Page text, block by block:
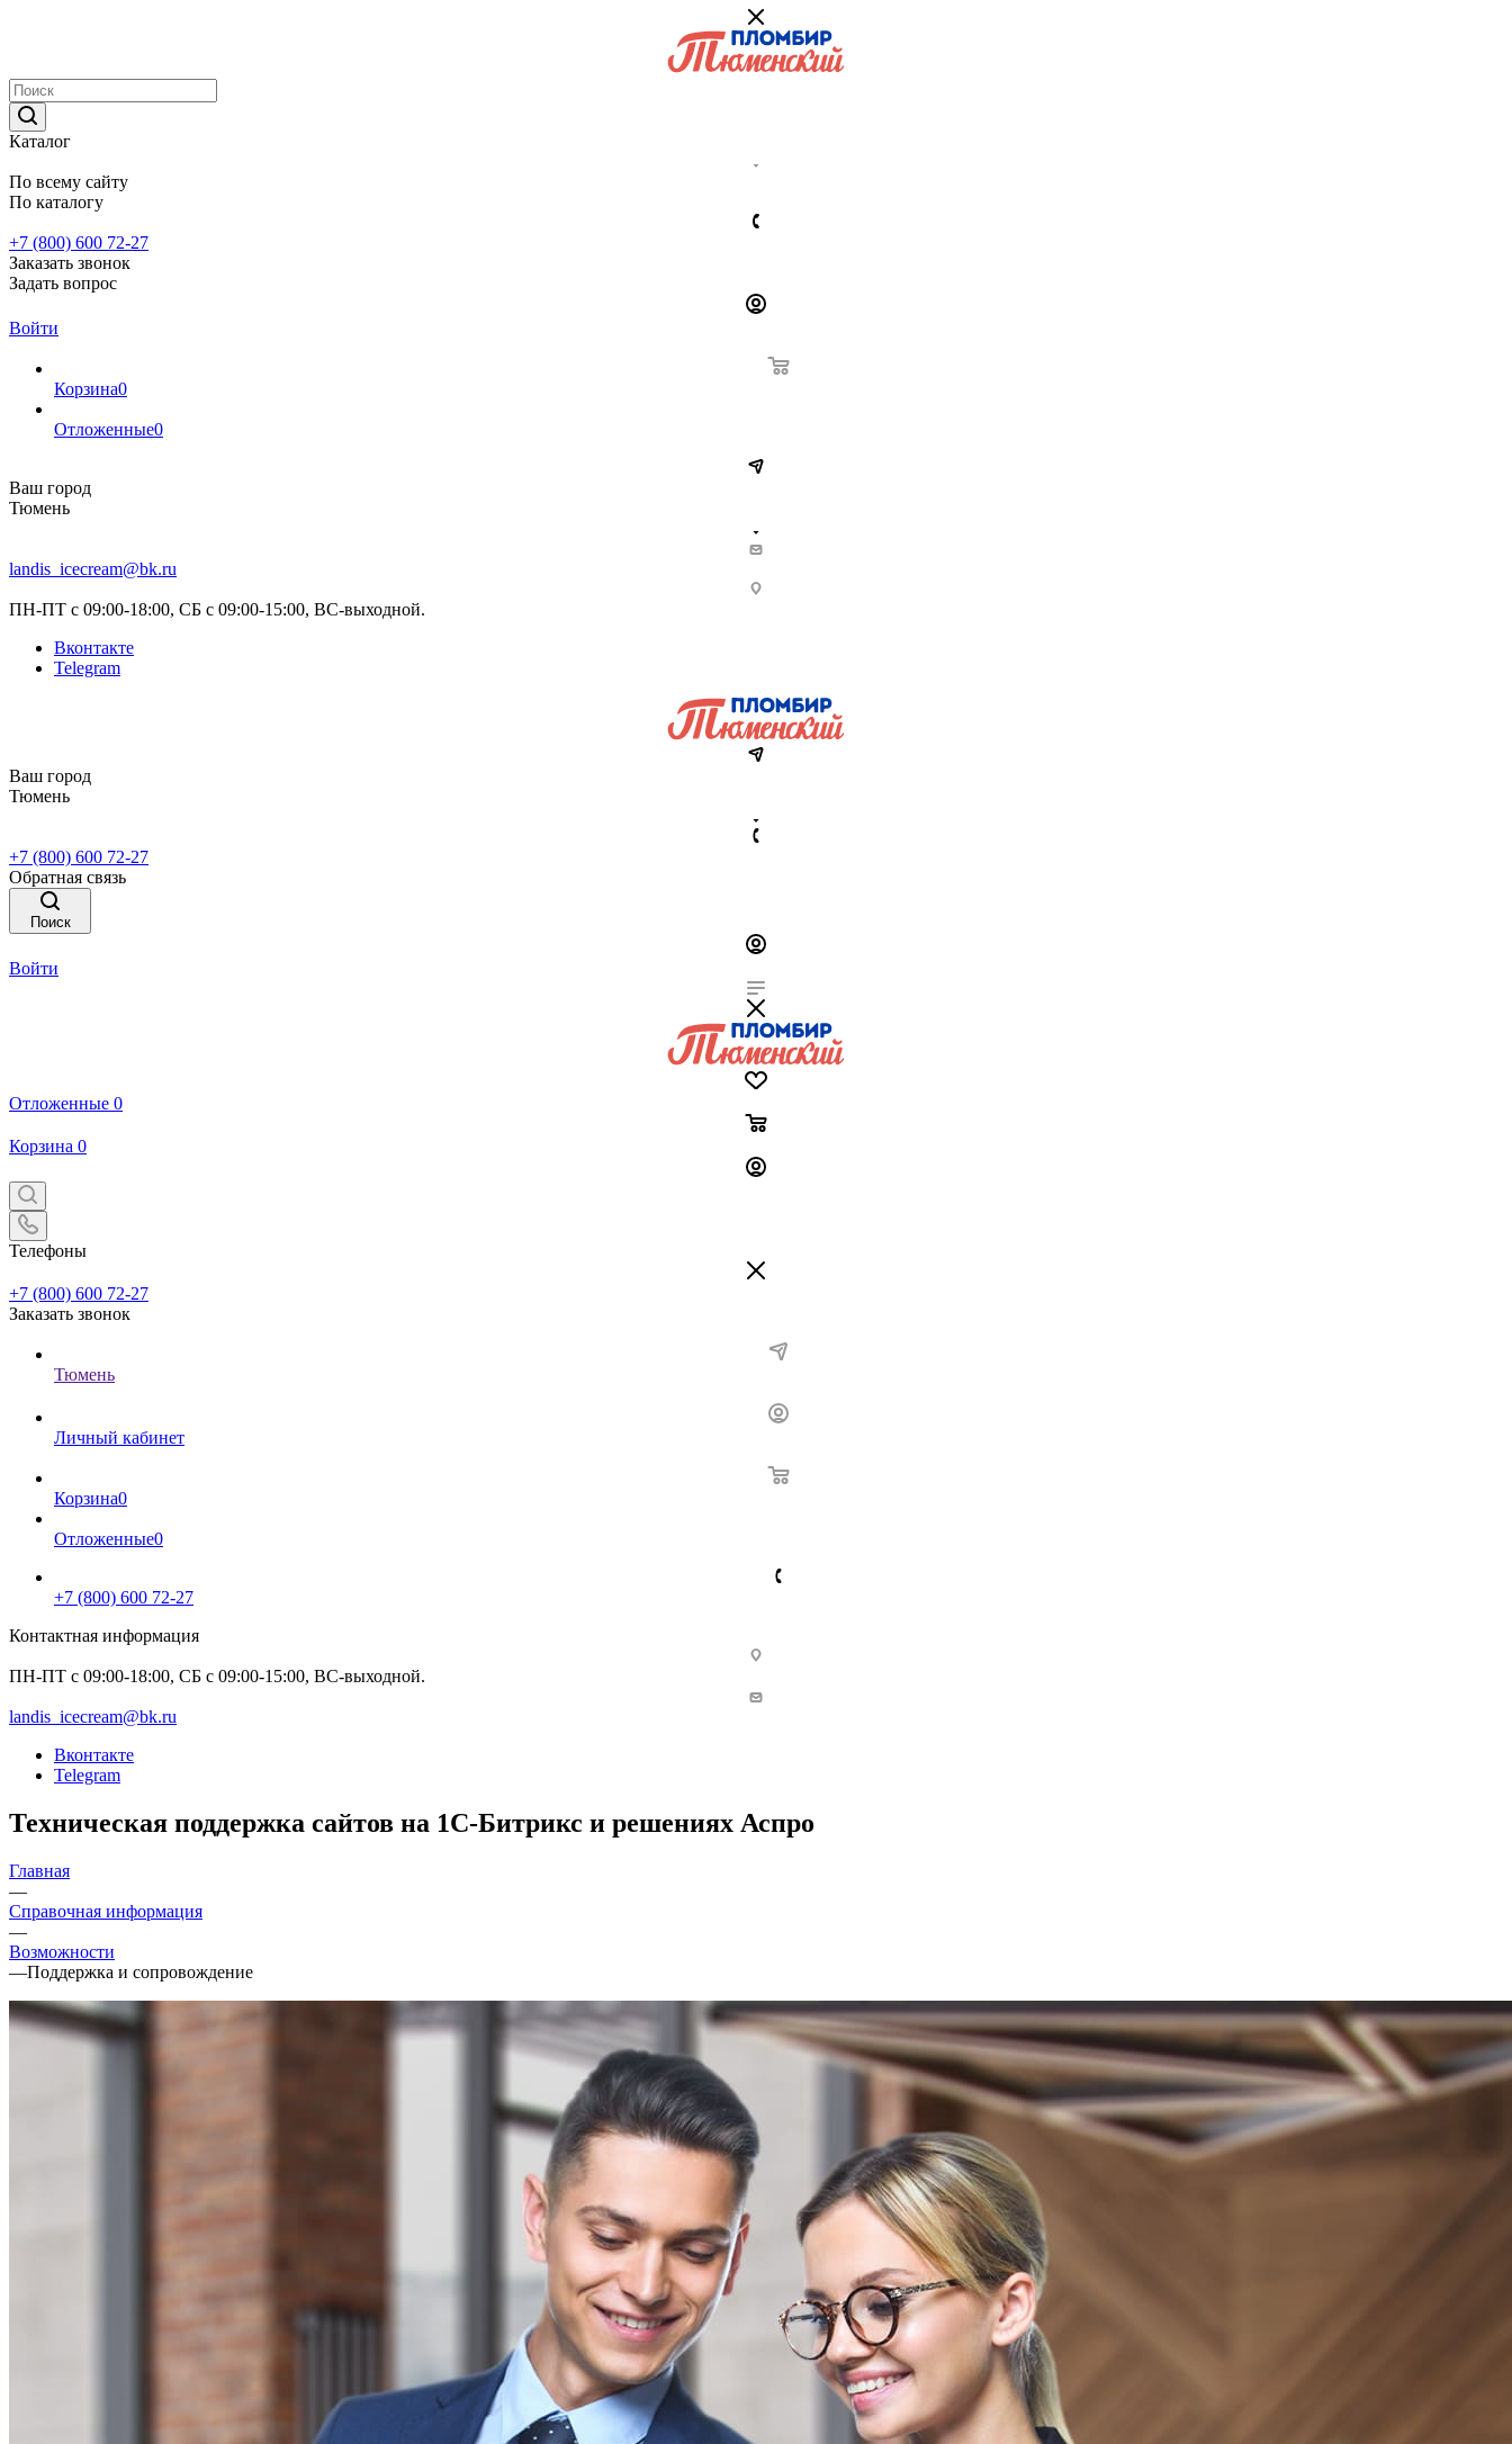
Каталог
По всему сайту
По каталогу
+7 (800) 600 72-27
Заказать звонок
Задать вопрос
Войти
Корзина0
Отложенные0
Ваш город
Тюмень
landis_icecream@bk.ru
ПН-ПТ с 09:00-18:00, СБ с 09:00-15:00, ВС-выходной.
Вконтакте
Telegram
Ваш город
Тюмень
+7 (800) 600 72-27
Обратная связь
Поиск
Войти
Отложенные 0
Корзина 0
Телефоны
+7 (800) 600 72-27
Заказать звонок
Тюмень
Личный кабинет
Корзина0
Отложенные0
+7 (800) 600 72-27
Контактная информация
ПН-ПТ с 09:00-18:00, СБ с 09:00-15:00, ВС-выходной.
landis_icecream@bk.ru
Вконтакте
Telegram
Техническая поддержка сайтов на 1С-Битрикс и решениях Аспро
Главная
—
Справочная информация
—
Возможности
—Поддержка и сопровождение